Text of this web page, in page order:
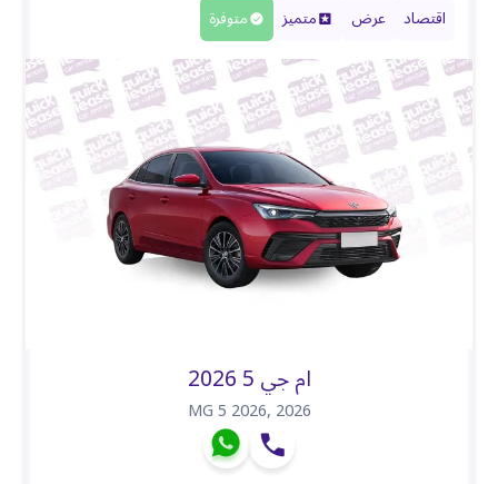
اقتصاد عرض متميز متوفرة
ام جي 5 2026
MG 5 2026,2026